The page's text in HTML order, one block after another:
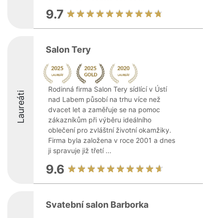
9.7
Laureáti
Salon Tery
Rodinná firma Salon Tery sídlící v Ústí
nad Labem působí na trhu více než
dvacet let a zaměřuje se na pomoc
zákazníkům při výběru ideálního
oblečení pro zvláštní životní okamžiky.
Firma byla založena v roce 2001 a dnes
ji spravuje již třetí ...
9.6
Svatební salon Barborka